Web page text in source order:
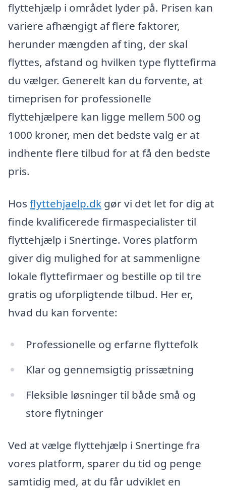
flyttehjælp i området lyder på. Prisen kan
variere afhængigt af flere faktorer,
herunder mængden af ting, der skal
flyttes, afstand og hvilken type flyttefirma
du vælger. Generelt kan du forvente, at
timeprisen for professionelle
flyttehjælpere kan ligge mellem 500 og
1000 kroner, men det bedste valg er at
indhente flere tilbud for at få den bedste
pris.
Hos flyttehjaelp.dk gør vi det let for dig at
finde kvalificerede firmaspecialister til
flyttehjælp i Snertinge. Vores platform
giver dig mulighed for at sammenligne
lokale flyttefirmaer og bestille op til tre
gratis og uforpligtende tilbud. Her er,
hvad du kan forvente:
Professionelle og erfarne flyttefolk
Klar og gennemsigtig prissætning
Fleksible løsninger til både små og
store flytninger
Ved at vælge flyttehjælp i Snertinge fra
vores platform, sparer du tid og penge
samtidig med, at du får udviklet en